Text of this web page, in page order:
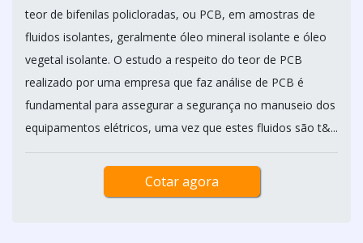
teor de bifenilas policloradas, ou PCB, em amostras de
fluidos isolantes, geralmente óleo mineral isolante e óleo
vegetal isolante. O estudo a respeito do teor de PCB
realizado por uma empresa que faz análise de PCB é
fundamental para assegurar a segurança no manuseio dos
equipamentos elétricos, uma vez que estes fluidos são t&...
Cotar agora